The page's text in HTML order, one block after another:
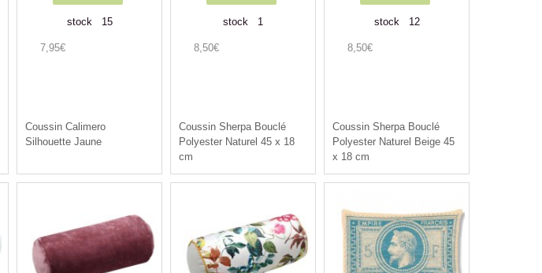
stock 15
7,95€
Coussin Calimero
Silhouette Jaune
stock 1
8,50€
Coussin Sherpa Bouclé
Polyester Naturel 45 x 18
cm
stock 12
8,50€
Coussin Sherpa Bouclé
Polyester Naturel Beige 45
x 18 cm